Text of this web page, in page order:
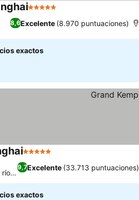
5 Estrellas
8,6Excelente (8.970 puntuaciones)
exactos
5 Estrellas
9,7Excelente (33.713 puntuaciones)
río y
exactos